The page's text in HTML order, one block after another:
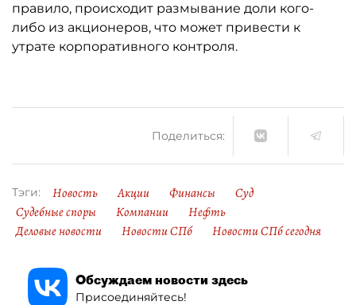
правило, происходит размывание доли кого-
либо из акционеров, что может привести к
утрате корпоративного контроля.
Поделиться:
Тэги: Новость Акции Финансы
Суд
Судебные споры
Компании
Нефть
Деловые новости
Новости СПб Новости СПб сегодня
Обсуждаем новости здесь
Присоединяйтесь!